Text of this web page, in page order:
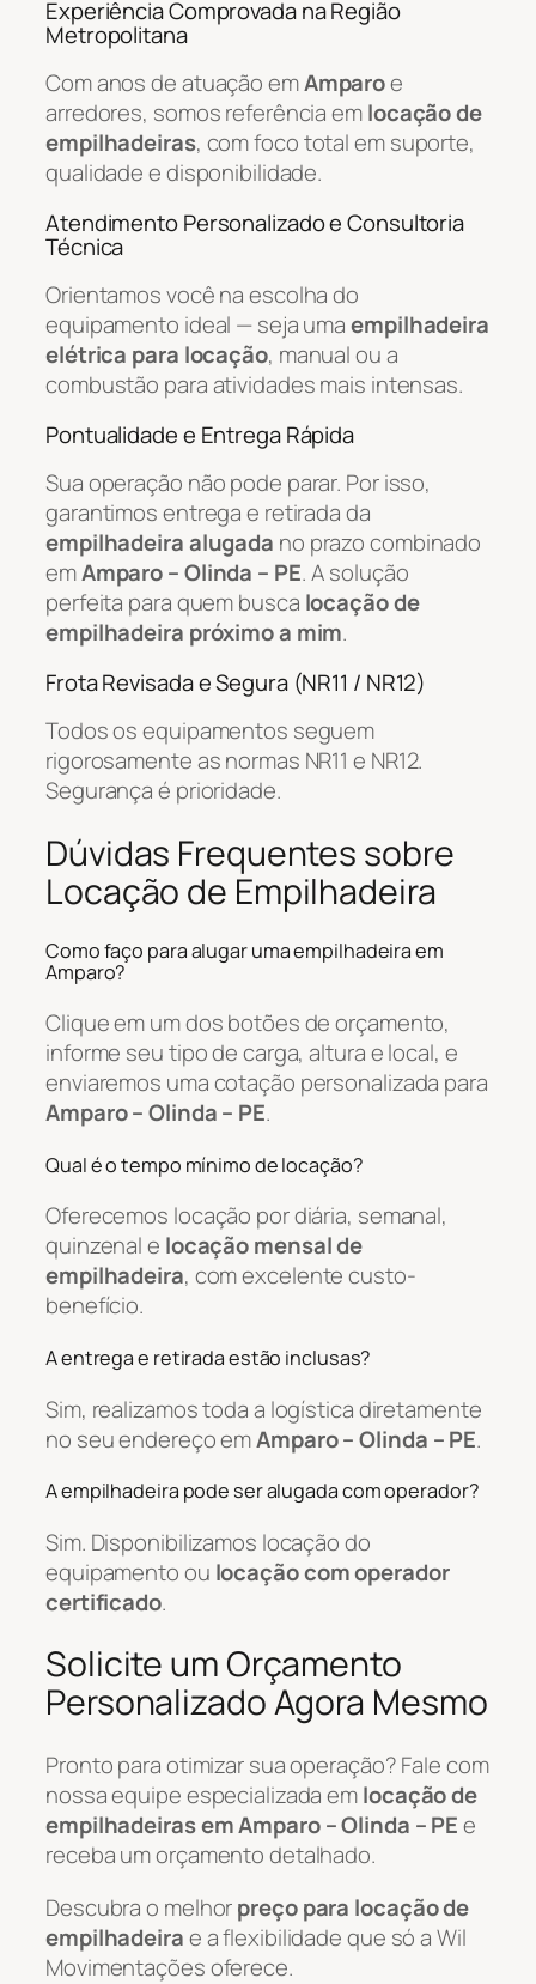
Experiência Comprovada na Região
Metropolitana
Com anos de atuação emAmparoe
arredores, somos referência emlocação de
empilhadeiras, com foco total em suporte,
qualidade e disponibilidade.
Atendimento Personalizado e Consultoria
Técnica
Orientamos você na escolha do
equipamento ideal — seja umaempilhadeira
elétrica para locação, manual ou a
combustão para atividades mais intensas.
Pontualidade e Entrega Rápida
Sua operação não pode parar. Por isso,
garantimos entrega e retirada da
empilhadeira alugada no prazo combinado
emAmparo – Olinda – PE. A solução
perfeita para quem busca locação de
empilhadeira próximo a mim.
Frota Revisada e Segura (NR11 / NR12)
Todos os equipamentos seguem
rigorosamente as normas NR11 e NR12.
Segurança é prioridade.
Dúvidas Frequentes sobre
Locação de Empilhadeira
Como faço para alugar uma empilhadeira em
Amparo?
Clique em um dos botões de orçamento,
informe seu tipo de carga, altura e local, e
enviaremos uma cotação personalizada para
Amparo – Olinda – PE.
Qual é o tempo mínimo de locação?
Oferecemos locação por diária, semanal,
quinzenal e locação mensal de
empilhadeira, com excelente custo-
benefício.
A entrega e retirada estão inclusas?
Sim, realizamos toda a logística diretamente
no seu endereço emAmparo – Olinda – PE.
A empilhadeira pode ser alugada com operador?
Sim. Disponibilizamos locação do
equipamento ou locação com operador
certificado.
Solicite um Orçamento
Personalizado Agora Mesmo
Pronto para otimizar sua operação? Fale com
nossa equipe especializada emlocação de
empilhadeiras em Amparo – Olinda – PEe
receba um orçamento detalhado.
Descubra o melhorpreço para locação de
empilhadeirae a flexibilidade que só a Wil
Movimentações oferece.